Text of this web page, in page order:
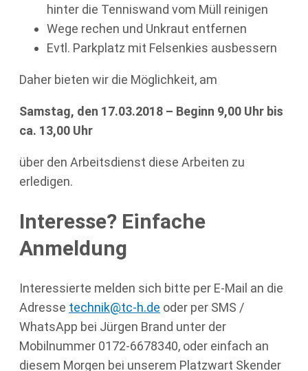
hinter die Tenniswand vom Müll reinigen
Wege rechen und Unkraut entfernen
Evtl. Parkplatz mit Felsenkies ausbessern
Daher bieten wir die Möglichkeit, am
Samstag, den 17.03.2018 – Beginn 9,00 Uhr bis
ca. 13,00 Uhr
über den Arbeitsdienst diese Arbeiten zu
erledigen.
Interesse? Einfache
Anmeldung
Interessierte melden sich bitte per E-Mail an die
Adresse technik@tc-h.de oder per SMS /
WhatsApp bei Jürgen Brand unter der
Mobilnummer 0172-6678340, oder einfach an
diesem Morgen bei unserem Platzwart Skender